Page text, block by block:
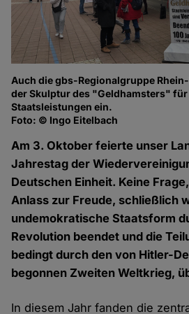
Auch die gbs-Regionalgruppe
der Skulptur des "Geldhamsters" für
Staatsleistungen ein.
Foto: © Ingo Eitelbach
Am 3. Oktober feierte unser
Jahrestag der
Deutschen Einheit. Keine
Anlass zur Freude, schließlich
undemokratische Staatsform
Revolution beendet und die
bedingt durch den von Hitler-
begonnen Zweiten Weltkrieg,
In diesem Jahr fanden die